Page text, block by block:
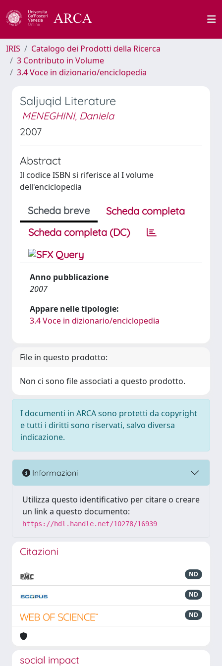
IRIS
Catalogo dei Prodotti della Ricerca
3 Contributo in Volume
3.4 Voce in dizionario/enciclopedia
Saljuqid Literature
MENEGHINI, Daniela
2007
Abstract
Il codice ISBN si riferisce al I volume
dell'enciclopedia
Scheda breve
Scheda completa
Scheda completa (DC)
Anno pubblicazione
2007
Appare nelle tipologie:
3.4 Voce in dizionario/enciclopedia
File in questo prodotto:
Non ci sono file associati a questo prodotto.
I documenti in ARCA sono protetti da copyright
e tutti i diritti sono riservati, salvo diversa
indicazione.
Informazioni
Utilizza questo identificativo per citare o creare
un link a questo documento:
https://hdl.handle.net/10278/16939
Citazioni
ND
ND
ND
social impact